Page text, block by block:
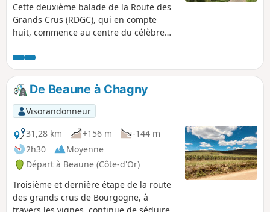
Cette deuxième balade de la Route des
Grands Crus (RDGC), qui en compte
huit, commence au centre du célèbre
RDGC proprement dite à l'ouest du
village ou un peu plus loin, près
d'Auxey-Duresses. Elle continue à
travers le charmant village d'Auxey-
Duresses et traverse une campagne et
des vignobles magnifiques. Même s'il y
a une montée raide, celle-ci offre une
vue imprenable sur les villages de la
vallée en contrebas, avant d'atteindre
finalement le village viticole de
Pommard. La balade est accessible aux
chiens. Il s'agit de la deuxième étape de
la Route des Grands Crus.
De Beaune à Chagny
Visorandonneur
31,28 km
+156 m
-144 m
2h30
Moyenne
Départ à Beaune (Côte-d'Or)
Troisième et dernière étape de la route
des grands crus de Bourgogne, à